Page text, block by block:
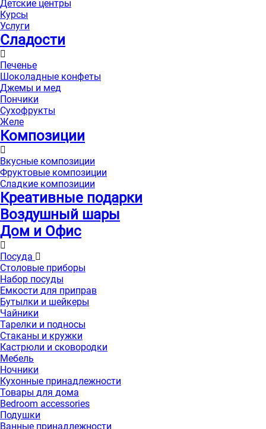
Детские центры
Курсы
Услуги
Сладости
Печенье
Шоколадные конфеты
Джемы и мед
Пончики
Сухофрукты
Желе
Композиции
Вкусные композиции
Фруктовые композиции
Сладкие композиции
Креативные подарки
Воздушный шары
Дом и Офис
Посуда
Столовые приборы
Набор посуды
Емкости для приправ
Бутылки и шейкеры
Чайники
Тарелки и подносы
Стаканы и кружки
Кастрюли и сковородки
Мебель
Ночники
Кухонные принадлежности
Товары для дома
Bedroom accessories
Подушки
Ванные принадлежности